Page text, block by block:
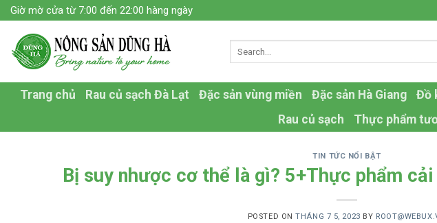
Skip
to
content
Giờ mờ cửa từ 7:00 đến 22:00 hàng ngày
Trang chủ Rau củ sạch Đà Lạt Đặc sản vùng miền Đặc sản Hà Giang Đồ
Rau củ sạch
Thực phẩm
TIN TỨC NỔI BẬT
Bị suy nhược cơ thể là gì? 5+Thực phẩm
POSTED ONTHÁNG 7 5, 2023 BY